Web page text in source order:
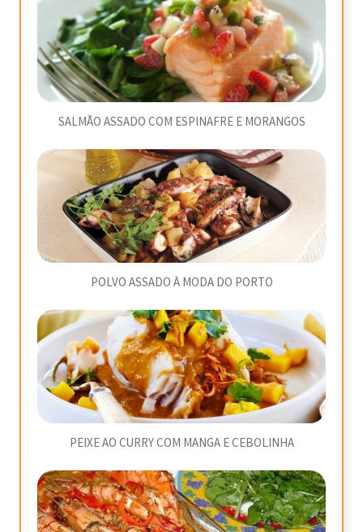
SALMÃO ASSADO COM ESPINAFRE E MORANGOS
POLVO ASSADO À MODA DO PORTO
PEIXE AO CURRY COM MANGA E CEBOLINHA